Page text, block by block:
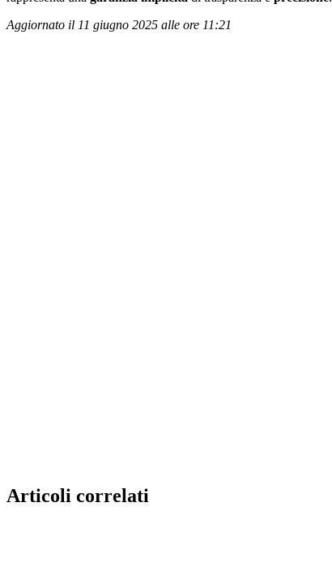
Aggiornato il 11 giugno 2025 alle ore 11:21
Articoli correlati